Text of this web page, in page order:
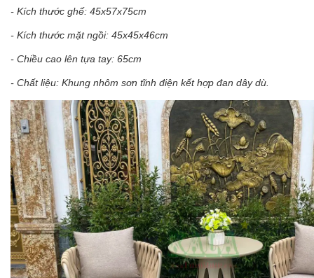
- Kích thước ghế: 45x57x75cm
- Kích thước mặt ngồi: 45x45x46cm
- Chiều cao lên tựa tay: 65cm
- Chất liệu: Khung nhôm sơn tĩnh điện kết hợp đan dây dù.